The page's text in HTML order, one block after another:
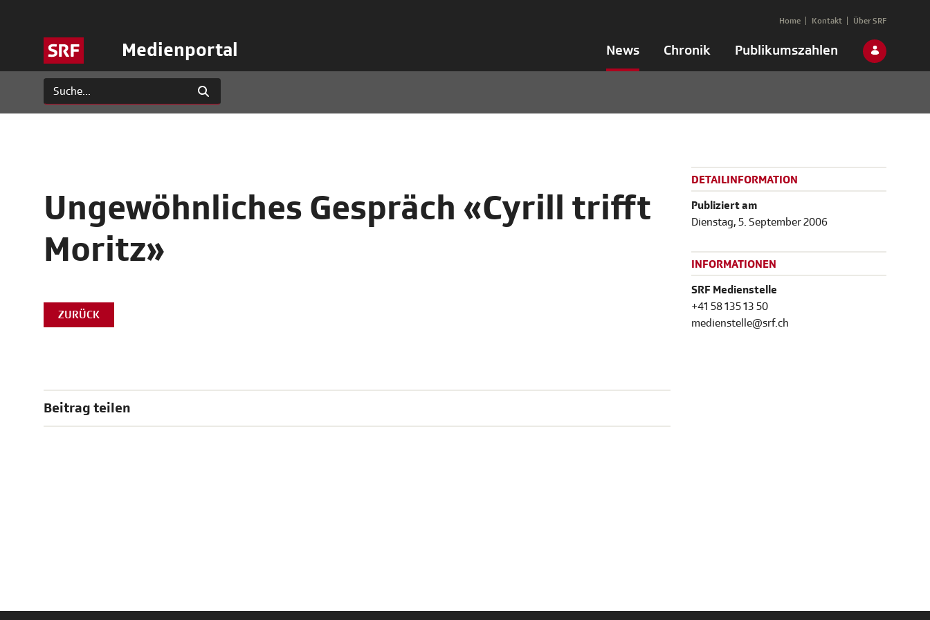
Medienportal News Chronik Publikumszahlen
Home Kontakt Über SRF
Ungewöhnliches Gespräch «Cyrill trifft
Moritz»
ZURÜCK
Beitrag teilen
DETAILINFORMATION
Publiziert am
Dienstag, 5. September 2006
INFORMATIONEN
SRF Medienstelle
+41 58 135 13 50
medienstelle@srf.ch